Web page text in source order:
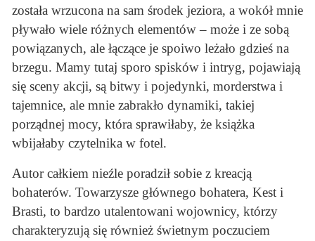
została wrzucona na sam środek jeziora, a wokół mnie
pływało wiele różnych elementów – może i ze sobą
powiązanych, ale łączące je spoiwo leżało gdzieś na
brzegu. Mamy tutaj sporo spisków i intryg, pojawiają
się sceny akcji, są bitwy i pojedynki, morderstwa i
tajemnice, ale mnie zabrakło dynamiki, takiej
porządnej mocy, która sprawiłaby, że książka
wbijałaby czytelnika w fotel.
Autor całkiem nieźle poradził sobie z kreacją
bohaterów. Towarzysze głównego bohatera, Kest i
Brasti, to bardzo utalentowani wojownicy, którzy
charakteryzują się również świetnym poczuciem